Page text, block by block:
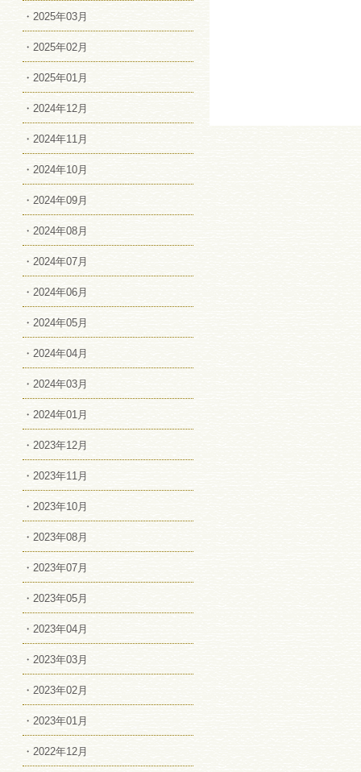
・2025年03月
・2025年02月
・2025年01月
・2024年12月
・2024年11月
・2024年10月
・2024年09月
・2024年08月
・2024年07月
・2024年06月
・2024年05月
・2024年04月
・2024年03月
・2024年01月
・2023年12月
・2023年11月
・2023年10月
・2023年08月
・2023年07月
・2023年05月
・2023年04月
・2023年03月
・2023年02月
・2023年01月
・2022年12月